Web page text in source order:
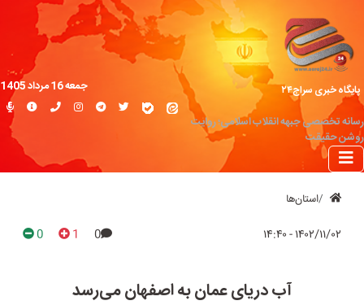
پایگاه خبری سراج۲۴
رسانه تخصصی جبهه انقلاب اسلامی؛ روایت
روشن حقیقت
جمعه 16 مرداد 1405
استان‌ها
۱۴۰۲/۱۱/۰۲ - ۱۴:۴۰ 0
1
0
آب دریای عمان به اصفهان می‌رسد